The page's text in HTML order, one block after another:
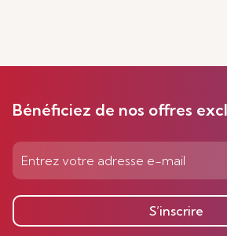
Bénéficiez de nos offres
S’inscrire